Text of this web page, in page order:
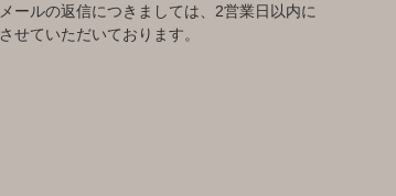
メールの返信につきましては、2営業日以内に
させていただいております。